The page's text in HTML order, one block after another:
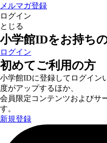
メルマガ登録
ログイン
とじる
小学館IDをお持ち
ログイン
初めてご利用の方
小学館IDに登録してログイン
度がアップするほか、
会員限定コンテンツおよびサ
す。
新規登録